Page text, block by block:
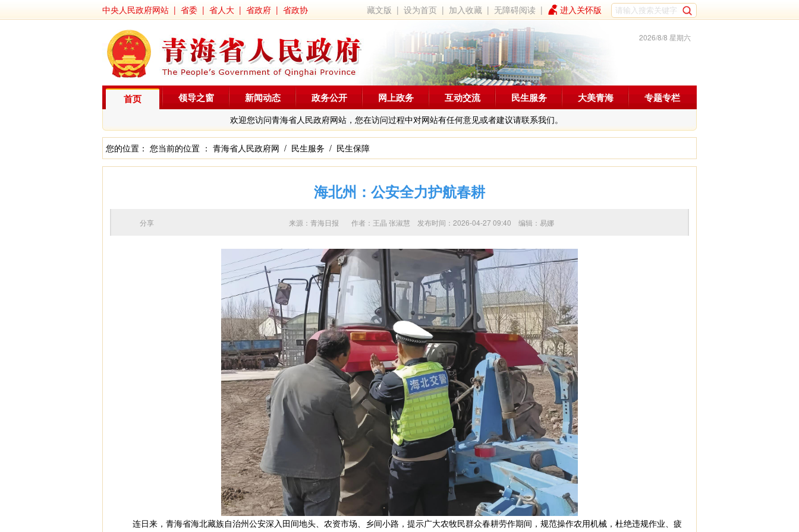
中央人民政府网站 | 省委 | 省人大 | 省政府 | 省政协 藏文版 |设为首页 | 加入收藏 |无障碍阅读 | 进入关怀版
2026/8/8 星期六
首页
欢迎您访问青海省人民政府网站，您在访问过程中对网站有任何意见或者建议请联系我们。
领导之窗 新闻动态 政务公开 网上政务 互动交流 民生服务 大美青海 专题专栏
您的位置： 您当前的位置 ： 青海省人民政府网 / 民生服务 / 民生保障
海北州：公安全力护航春耕
来源：青海日报 作者： 王晶 张淑慧 发布时间：2026-04-27 09:40 编辑：易娜
分享
连日来，青海省海北藏族自治州公安深入田间地头、农资市场、乡间小路，提示广大农牧民群众春耕劳作期间，规范操作农用机械，杜绝违规作业、疲